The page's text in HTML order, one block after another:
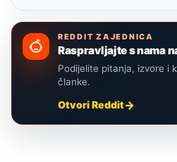
REDDIT ZAJEDNICA
Raspravljajte s nama
Podijelite pitanja, izvore i
članke.
Otvori Reddit